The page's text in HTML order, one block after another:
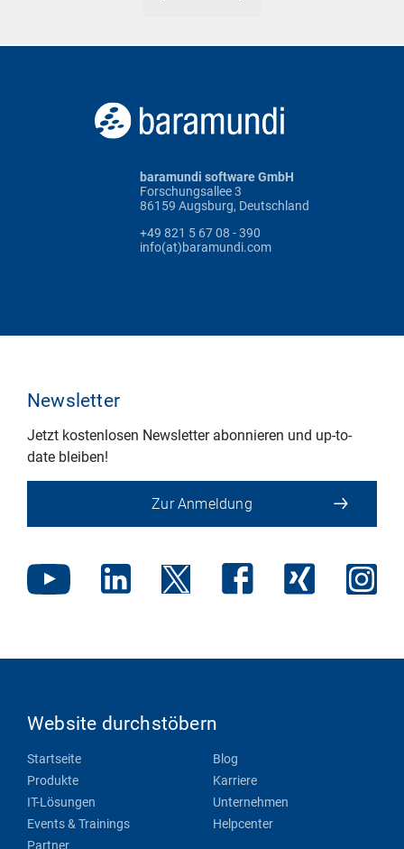
baramundi software GmbH
Forschungsallee 3
86159 Augsburg, Deutschland
+49 821 5 67 08 - 390
info(at)baramundi.com
Newsletter
Jetzt kostenlosen Newsletter abonnieren und up-to-
date bleiben!
Zur Anmeldung
Website durchstöbern
Startseite
Produkte
IT-Lösungen
Events & Trainings
Partner
Blog
Karriere
Unternehmen
Helpcenter